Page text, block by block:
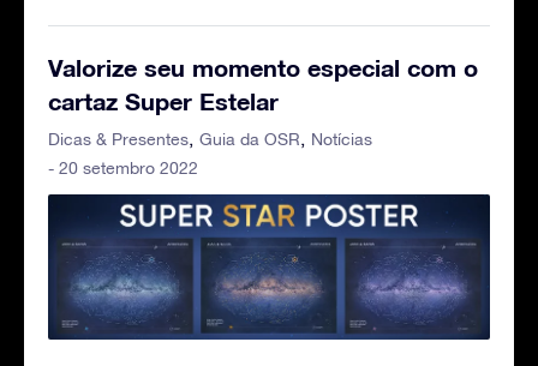
Valorize seu momento especial com o
cartaz Super Estelar
Dicas & Presentes Guia da OSR
Notícias
- 20 setembro 2022